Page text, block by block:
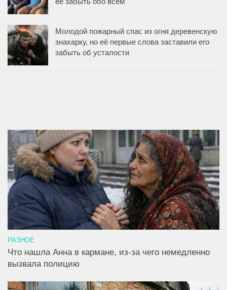
Молодой пожарный спас из огня деревенскую
знахарку, но её первые слова заставили его
забыть об усталости
РАЗНОЕ
Что нашла Анна в кармане, из-за чего немедленно
вызвала полицию